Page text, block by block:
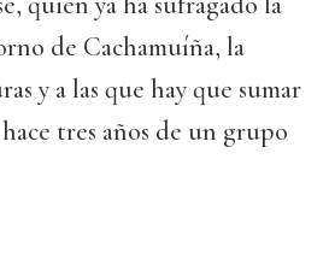
de Cachamuíña, la
y a las que hay que sumar
tres años de un grupo